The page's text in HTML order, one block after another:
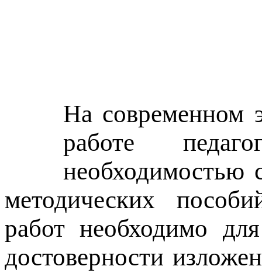
На современном
работе
необходимостью
методических
работ необходимо
достоверности